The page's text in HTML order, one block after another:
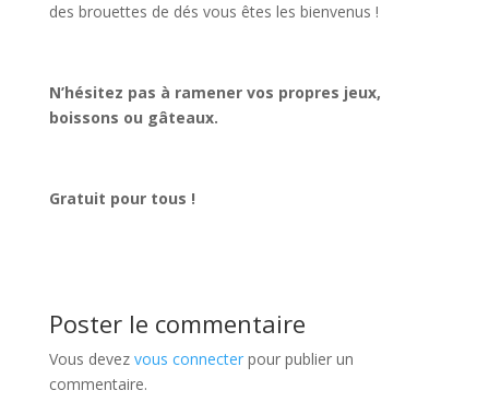
des brouettes de dés vous êtes les bienvenus !
N’hésitez pas à ramener vos propres jeux,
boissons ou gâteaux.
Gratuit pour tous !
Poster le commentaire
Vous devez vous connecterpour publier un
commentaire.